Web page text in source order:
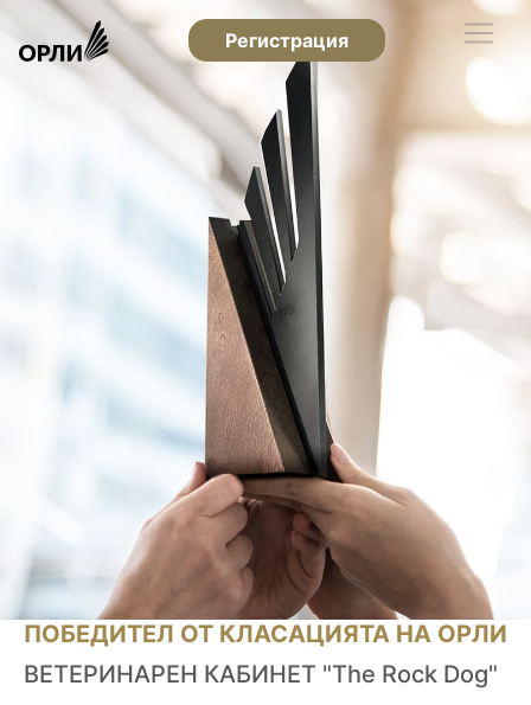
Регистрация
ПОБЕДИТЕЛ ОТ КЛАСАЦИЯТА НА ОРЛИ
ВЕТЕРИНАРЕН КАБИНЕТ "The Rock Dog"